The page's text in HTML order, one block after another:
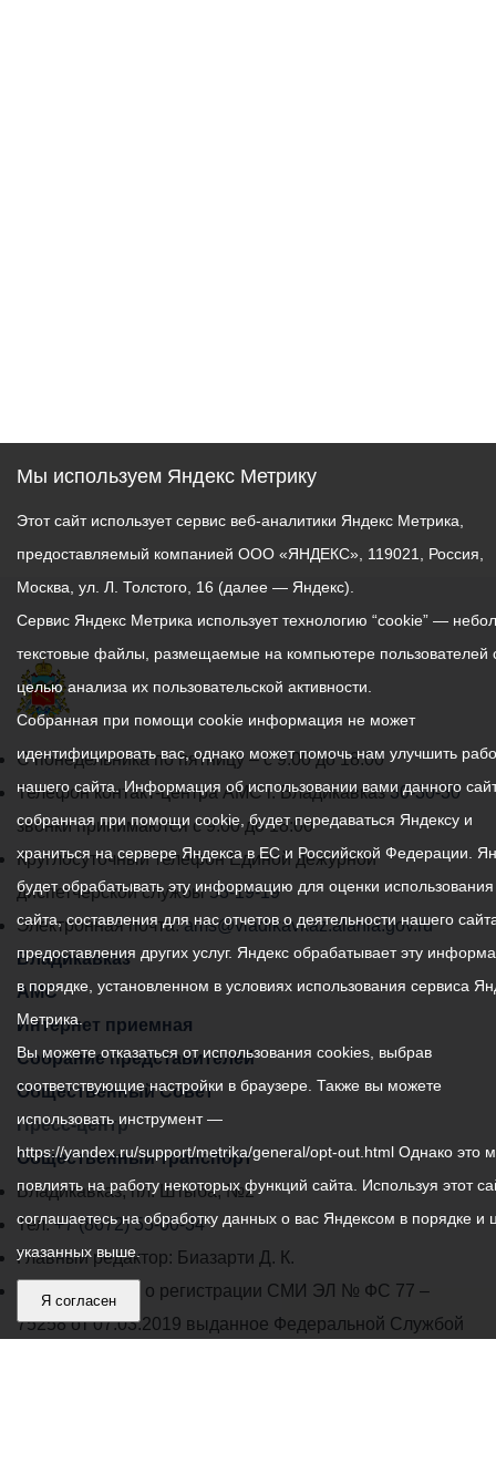
График
работы
администрации
местного
самоуправления
города
Владикавказ:
С понедельника по пятницу – с 9.00 до 18.00
Телефон контакт-центра АМС г. Владикавказ30-30-30
звонки принимаются с 9:00 до 18:00
Круглосуточный телефон Единой дежурной
диспетчерской службы53-19-19
Электронная почта:ams@vladikavkaz.alania.gov.ru
Владикавказ
АМС
Интернет приемная
Собрание представителей
Общественный Совет
Пресс-центр
Общественный транспорт
Владикавказ, пл. Штыба, №2
Тел:+7 (8672) 55-00-34
Главный редактор: Биазарти Д. К.
Свидетельство о регистрации СМИ ЭЛ № ФС 77 –
75258 от 07.03.2019 выданное Федеральной Службой
Мы используем Яндекс Метрику
Этот сайт использует сервис веб-аналитики Яндекс Метрика,
предоставляемый компанией ООО «ЯНДЕКС», 119021, Россия,
Москва, ул. Л. Толстого, 16 (далее — Яндекс).
Сервис Яндекс Метрика использует технологию “cookie” —
текстовые файлы, размещаемые на компьютере пользователей
целью анализа их пользовательской активности.
Собранная при помощи cookie информация не может
идентифицировать вас, однако может помочь нам улучшить
нашего сайта. Информация об использовании вами данного
собранная при помощи cookie, будет передаваться Яндексу и
храниться на сервере Яндекса в ЕС и Российской Федерации.
будет обрабатывать эту информацию для оценки
сайта, составления для нас отчетов о деятельности нашего
предоставления других услуг. Яндекс обрабатывает эту
в порядке, установленном в условиях использования сервиса
Метрика.
Вы можете отказаться от использования cookies, выбрав
соответствующие настройки в браузере. Также вы можете
использовать инструмент —
https://yandex.ru/support/metrika/general/opt-out.html Однако это
повлиять на работу некоторых функций сайта. Используя этот
соглашаетесь на обработку данных о вас Яндексом в порядке и
указанных выше.
Я согласен